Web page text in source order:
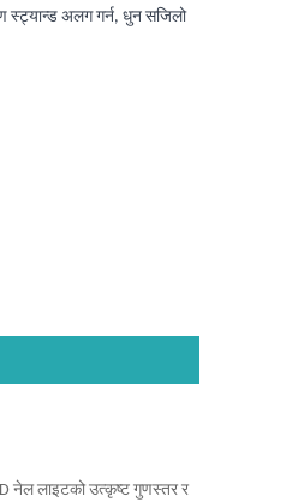
स्ट्यान्ड अलग गर्न, धुन सजिलो
नेल लाइटको उत्कृष्ट गुणस्तर र